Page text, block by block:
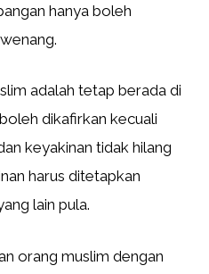
hanya boleh
adalah tetap berada di
dikafirkan kecuali
keyakinan tidak hilang
harus ditetapkan
lain pula.
orang muslim dengan